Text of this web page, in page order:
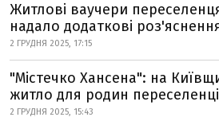
Житлові ваучери
надало додаткові
2 ГРУДНЯ 2025, 17:15
"Містечко Хансена": на
житло для родин
2 ГРУДНЯ 2025, 15:43